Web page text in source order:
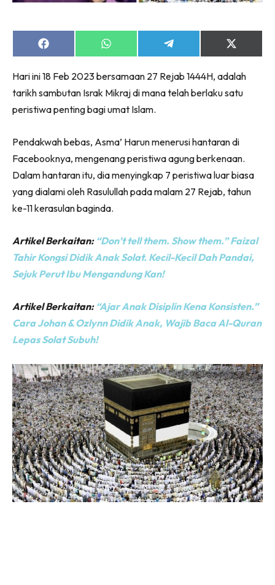
Share
on
Share
on
Share
on
Share
on
(Twitter)
Hari ini 18 Feb 2023 bersamaan 27 Rejab 1444H, adalah
tarikh sambutan Israk Mikraj di mana telah berlaku satu
peristiwa penting bagi umat Islam.
Pendakwah bebas, Asma’ Harun menerusi hantaran di
Facebooknya, mengenang peristiwa agung berkenaan.
Dalam hantaran itu, dia menyingkap 7 peristiwa luar biasa
yang dialami oleh Rasulullah pada malam 27 Rejab, tahun
ke-11 kerasulan baginda.
Artikel Berkaitan: “Don’t tell them. Show them.” Faizal
Tahir Kongsi Didik Anak Solat. Kecil-Kecil Dah Pandai,
Sejuk Perut Ibu Mengandung Kan!
Artikel Berkaitan: “Ajar Anak Disiplin Kena Konsisten.”
Cara Johan & Ozlynn Didik Anak, Wajib Baca Al-Quran
Lepas Solat Subuh!